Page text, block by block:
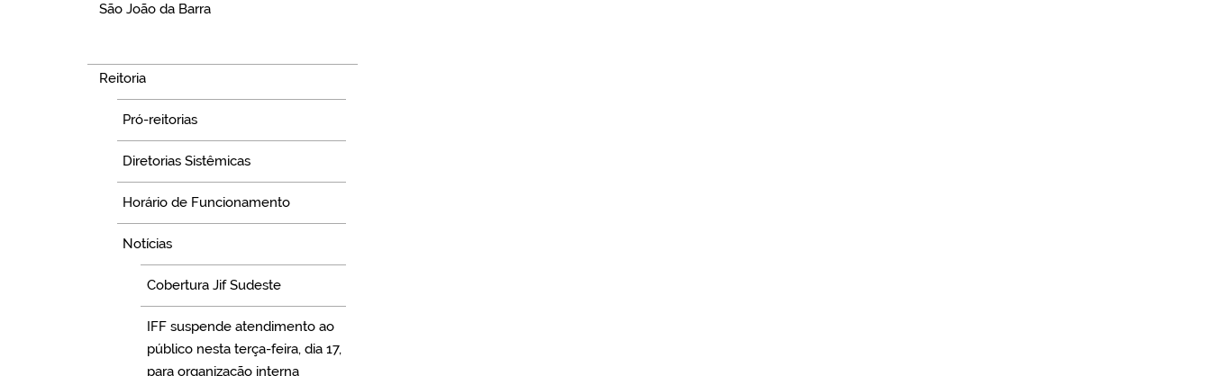
São João da Barra
Reitoria
Pró-reitorias
Diretorias Sistêmicas
Horário de Funcionamento
Notícias
Cobertura Jif Sudeste
IFF suspende atendimento ao
público nesta terça-feira, dia 17,
para organização interna